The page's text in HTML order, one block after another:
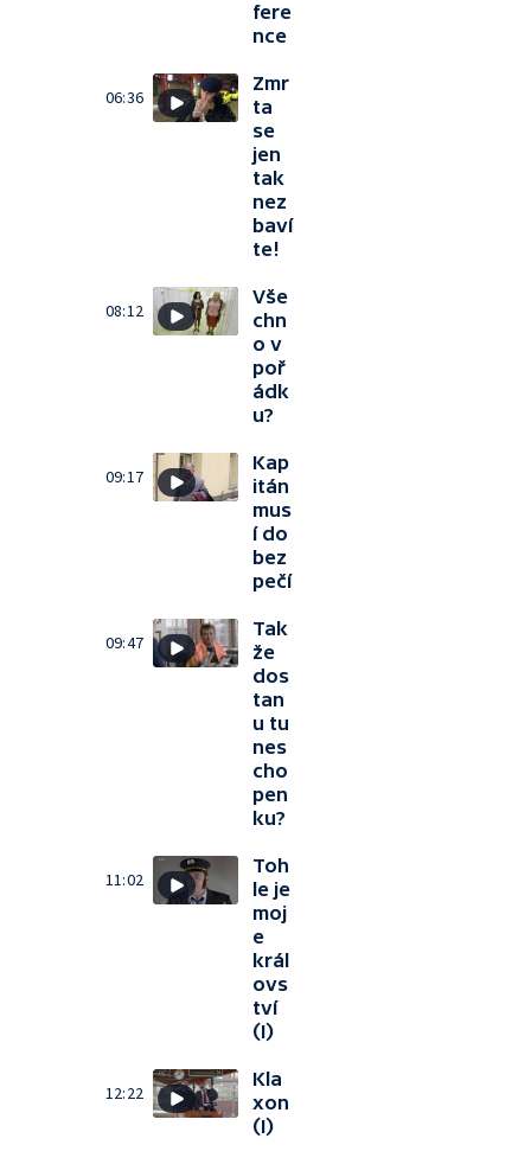
fere
nce
06:36
Zmr
ta
se
jen
tak
nez
baví
te!
08:12
Vše
chn
o v
poř
ádk
u?
09:17
Kap
itán
mus
í do
bez
pečí
09:47
Tak
že
dos
tan
u tu
nes
cho
pen
ku?
11:02
Toh
le je
moj
e
král
ovs
tví
(I)
12:22
Kla
xon
(I)